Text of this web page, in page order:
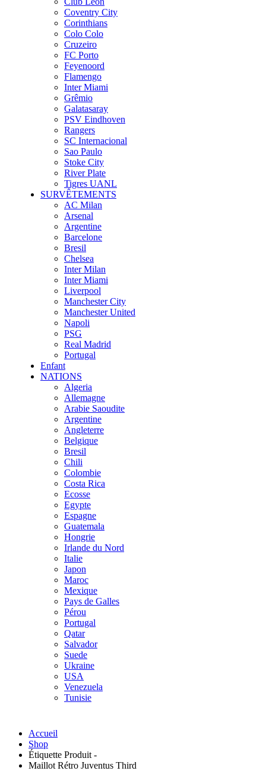
Coventry City
Corinthians
Colo Colo
Cruzeiro
FC Porto
Feyenoord
Flamengo
Inter Miami
Grêmio
Galatasaray
PSV Eindhoven
Rangers
SC Internacional
Sao Paulo
Stoke City
River Plate
Tigres UANL
SURVÊTEMENTS
AC Milan
Arsenal
Argentine
Barcelone
Bresil
Chelsea
Inter Milan
Inter Miami
Liverpool
Manchester City
Manchester United
Napoli
PSG
Real Madrid
Portugal
Enfant
NATIONS
Algeria
Allemagne
Arabie Saoudite
Argentine
Angleterre
Belgique
Bresil
Chili
Colombie
Costa Rica
Ecosse
Egypte
Espagne
Guatemala
Hongrie
Irlande du Nord
Italie
Japon
Maroc
Mexique
Pays de Galles
Pérou
Portugal
Qatar
Salvador
Suede
Ukraine
USA
Venezuela
Tunisie
Accueil
Shop
Étiquette Produit -
Maillot Rétro Juventus Third